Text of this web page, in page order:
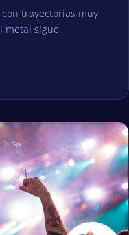
trayectorias muy
metal sigue